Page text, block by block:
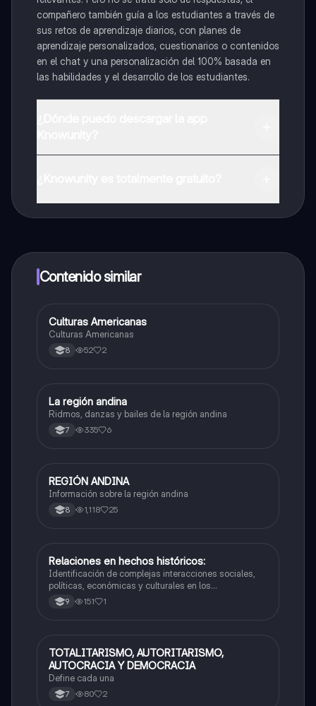
compañero también guía a los estudiantes a través de
sus retos de aprendizaje diarios, con planes de
aprendizaje personalizados, cuestionarios o contenidos
en el chat y una personalización del 100% basada en
las habilidades y el desarrollo de los estudiantes.
a determinadas funciones.
Contenido similar
Sociales/Historia
Culturas Americanas
Culturas Americanas
8 52 2
Sociales/Historia
La región andina
Ridmos, danzas y bailes de la región andina
7 335 6
Sociales/Historia
REGIÓN ANDINA
Información sobre la región andina
8 1,118 25
Sociales/Historia
Relaciones en hechos históricos:
Identificación de complejas interacciones sociales,
políticas, económicas y culturales en los
acontecimientos del pasado.
9 151 1
Sociales/Historia
TOTALITARISMO, AUTORITARISMO,
AUTOCRACIA Y DEMOCRACIA
Define cada una
7 80 2